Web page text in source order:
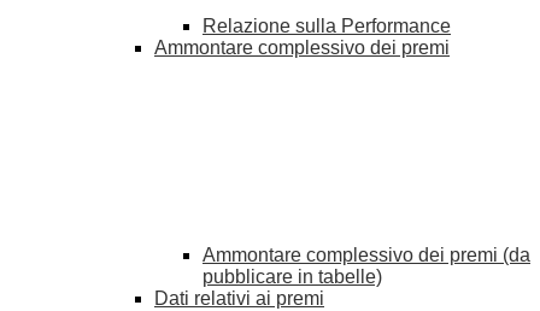
Relazione sulla Performance
Ammontare complessivo dei premi
Ammontare complessivo dei premi (da
pubblicare in tabelle)
Dati relativi ai premi